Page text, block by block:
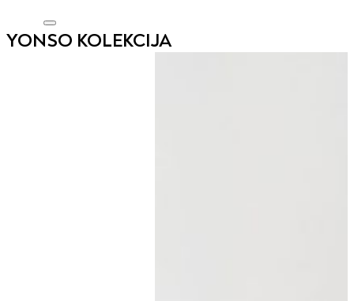
YONSO KOLEKCIJA